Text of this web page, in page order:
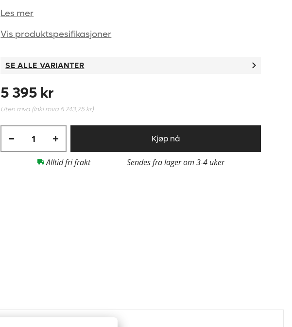
Les mer
Vis produktspesifikasjoner
SE ALLE VARIANTER
5 395 kr
Uten mva (Inkl mva 6 743,75 kr)
Kjøp nå
Alltid fri frakt Sendes fra lager om 3-4 uker